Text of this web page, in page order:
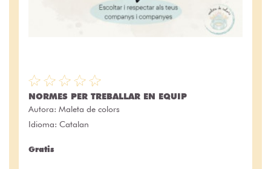
NORMES PER TREBALLAR EN EQUIP
Autora: Maleta de colors
Idioma: Catalan
Gratis